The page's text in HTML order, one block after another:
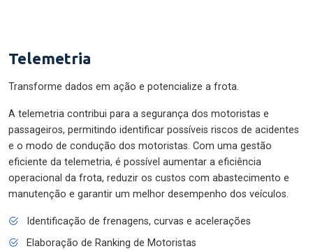
Telemetria
Transforme dados em ação e potencialize a frota.
A telemetria contribui para a segurança dos motoristas e
passageiros, permitindo identificar possíveis riscos de acidentes
e o modo de condução dos motoristas. Com uma gestão
eficiente da telemetria, é possível aumentar a eficiência
operacional da frota, reduzir os custos com abastecimento e
manutenção e garantir um melhor desempenho dos veículos.
Identificação de frenagens, curvas e acelerações
Elaboração de Ranking de Motoristas